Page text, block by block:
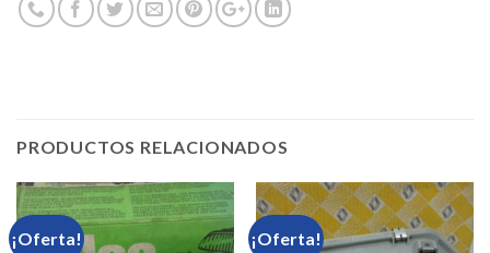
PRODUCTOS RELACIONADOS
¡Oferta! ¡Oferta!